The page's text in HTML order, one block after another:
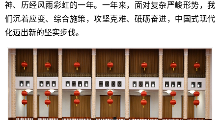
神、历经风雨彩虹的一年。一年来，面对复杂严峻形势，我
们沉着应变、综合施策，攻坚克难、砥砺奋进，中国式现代
化迈出新的坚实步伐。